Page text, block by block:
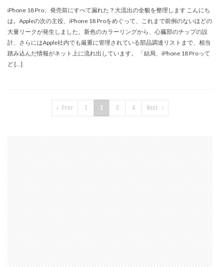
iPhone 18 Pro、発売前にすべて漏れた？大流出の全貌を整理します こんにち
は。Appleの次の主役、iPhone 18 Proをめぐって、これまで前例のないほどの
大量リークが発生しました。新色のカラーリングから、心臓部のチップの設
計、さらにはApple社内でも厳重に管理されている部品調達リストまで、相当
踏み込んだ情報がネット上に流れ出しています。 「結局、iPhone 18 Proって
ど […]
Prev 1 2 3 4 Next